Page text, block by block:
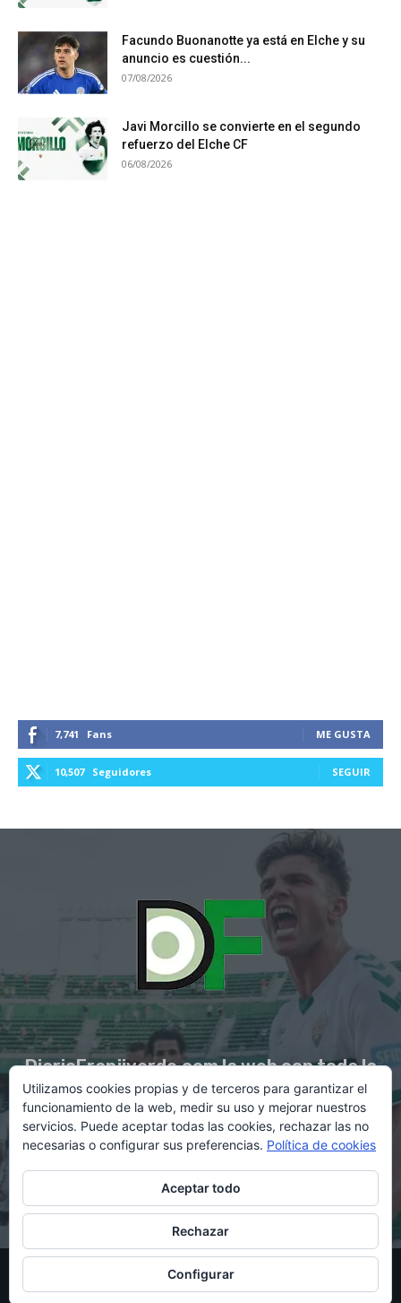
Facundo Buonanotte ya está en Elche y su
anuncio es cuestión...
07/08/2026
Javi Morcillo se convierte en el segundo
refuerzo del Elche CF
06/08/2026
7,741 Fans ME GUSTA
10,507 Seguidores SEGUIR
DiarioFranjiverde.com la web con toda la
información del Elche C.F.
Contacto en:diario@franjiverde.com
© Copyright 2021 - Gestión y diseño por Rubén Maestre
Política de cookies Política de privacidad
Utilizamos cookies propias y de terceros para garantizar el
funcionamiento de la web, medir su uso y mejorar nuestros
servicios. Puede aceptar todas las cookies, rechazar las no
necesarias o configurar sus preferencias. Política de cookies
Aceptar todo
Rechazar
Configurar